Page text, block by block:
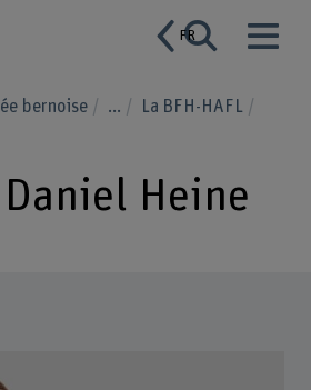
FR
bernoise ... La BFH-HAFL
Daniel Heine